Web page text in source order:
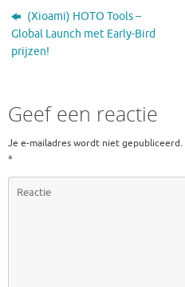
(Xioami) HOTO Tools –
Global Launch met Early-Bird
prijzen!
Geef een reactie
Je e-mailadres wordt niet gepubliceerd.
*